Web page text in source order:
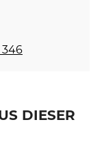
346
DIESER